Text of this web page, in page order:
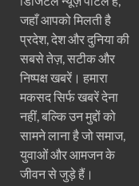
जहाँ आपको मिलती है
प्रदेश, देश और दुनिया की
सबसे तेज़, सटीक और
निष्पक्ष खबरें। हमारा
मकसद सिर्फ खबरें देना
नहीं, बल्कि उन मुद्दों को
सामने लाना है जो समाज,
युवाओं और आमजन के
जीवन से जुड़े हैं।